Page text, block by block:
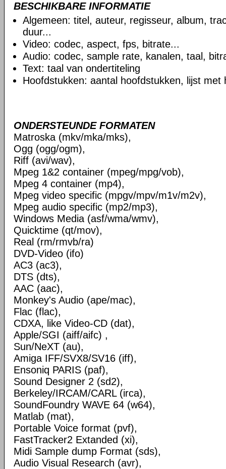
BESCHIKBARE INFORMATIE
Algemeen: titel, auteur, regisseur, album,
duur...
Video: codec, aspect, fps, bitrate...
Audio: codec, sample rate, kanalen, taal,
Text: taal van ondertiteling
Hoofdstukken: aantal hoofdstukken, lijst met
ONDERSTEUNDE FORMATEN
Matroska (mkv/mka/mks),
Ogg (ogg/ogm),
Riff (avi/wav),
Mpeg 1&2 container (mpeg/mpg/vob),
Mpeg 4 container (mp4),
Mpeg video specific (mpgv/mpv/m1v/m2v),
Mpeg audio specific (mp2/mp3),
Windows Media (asf/wma/wmv),
Quicktime (qt/mov),
Real (rm/rmvb/ra)
DVD-Video (ifo)
AC3 (ac3),
DTS (dts),
AAC (aac),
Monkey's Audio (ape/mac),
Flac (flac),
CDXA, like Video-CD (dat),
Apple/SGI (aiff/aifc) ,
Sun/NeXT (au),
Amiga IFF/SVX8/SV16 (iff),
Ensoniq PARIS (paf),
Sound Designer 2 (sd2),
Berkeley/IRCAM/CARL (irca),
SoundFoundry WAVE 64 (w64),
Matlab (mat),
Portable Voice format (pvf),
FastTracker2 Extanded (xi),
Midi Sample dump Format (sds),
Audio Visual Research (avr),